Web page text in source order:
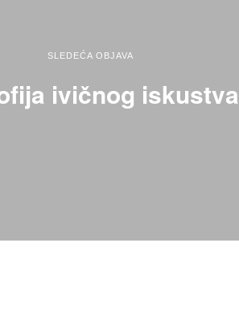
SLEDEĆA OBJAVA
ivičnog iskustva